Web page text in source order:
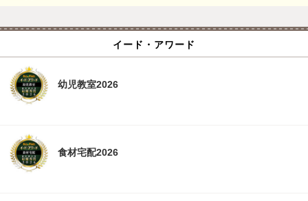
イード・アワード
幼児教室2026
食材宅配2026